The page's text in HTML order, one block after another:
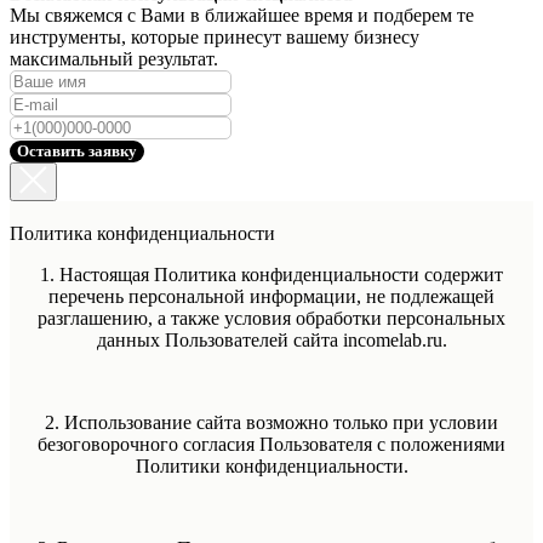
Мы свяжемся с Вами в ближайшее время и подберем те
инструменты, которые принесут вашему бизнесу
максимальный результат.
Оставить заявку
Политика конфиденциальности
1. Настоящая Политика конфиденциальности содержит
перечень персональной информации, не подлежащей
разглашению, а также условия обработки персональных
данных Пользователей сайта incomelab.ru.
2. Использование сайта возможно только при условии
безоговорочного согласия Пользователя с положениями
Политики конфиденциальности.